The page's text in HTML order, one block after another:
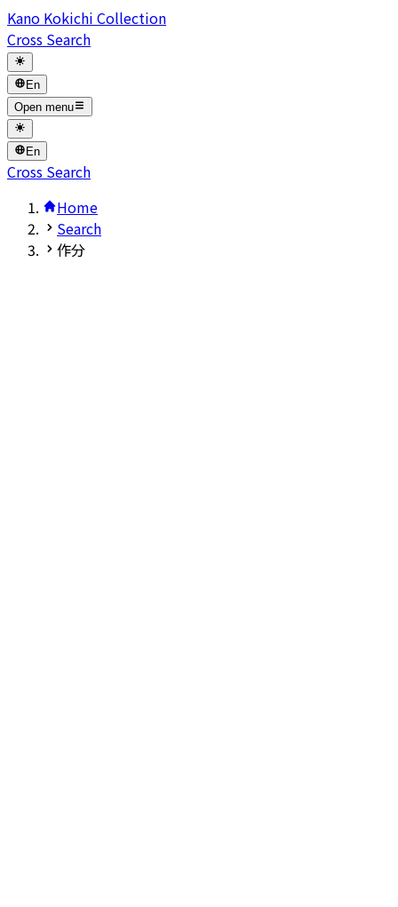
Kano Kokichi Collection
Cross Search
En
Open menu
En
Cross Search
Home
Search
作分